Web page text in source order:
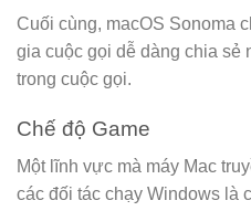
Cuối cùng, macOS Sonoma
gia cuộc gọi dễ dàng chia sẻ
trong cuộc gọi.
Chế độ Game
Một lĩnh vực mà máy Mac
các đối tác chạy Windows là